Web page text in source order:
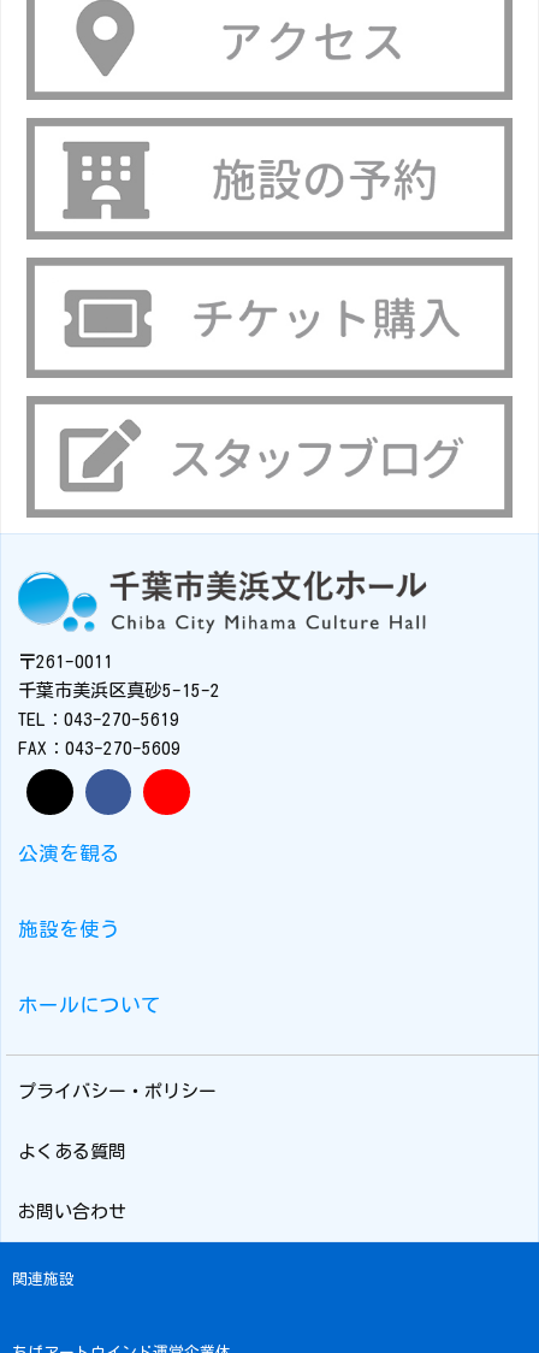
〒261-0011
千葉市美浜区真砂5-15-2
TEL：043-270-5619
FAX：043-270-5609
公演を観る
施設を使う
ホールについて
プライバシー・ポリシー
よくある質問
お問い合わせ
関連施設